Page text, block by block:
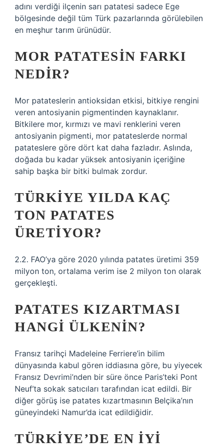
adını verdiği ilçenin sarı patatesi sadece Ege
bölgesinde değil tüm Türk pazarlarında görülebilen
en meşhur tarım ürünüdür.
MOR PATATESIN FARKI
NEDIR?
Mor patateslerin antioksidan etkisi, bitkiye rengini
veren antosiyanin pigmentinden kaynaklanır.
Bitkilere mor, kırmızı ve mavi renklerini veren
antosiyanin pigmenti, mor patateslerde normal
patateslere göre dört kat daha fazladır. Aslında,
doğada bu kadar yüksek antosiyanin içeriğine
sahip başka bir bitki bulmak zordur.
TÜRKIYE YILDA KAÇ
TON PATATES
ÜRETIYOR?
2.2. FAO’ya göre 2020 yılında patates üretimi 359
milyon ton, ortalama verim ise 2 milyon ton olarak
gerçekleşti.
PATATES KIZARTMASI
HANGI ÜLKENIN?
Fransız tarihçi Madeleine Ferriere’in bilim
dünyasında kabul gören iddiasına göre, bu yiyecek
Fransız Devrimi’nden bir süre önce Paris’teki Pont
Neuf’ta sokak satıcıları tarafından icat edildi. Bir
diğer görüş ise patates kızartmasının Belçika’nın
güneyindeki Namur’da icat edildiğidir.
TÜRKIYE’DE EN IYI